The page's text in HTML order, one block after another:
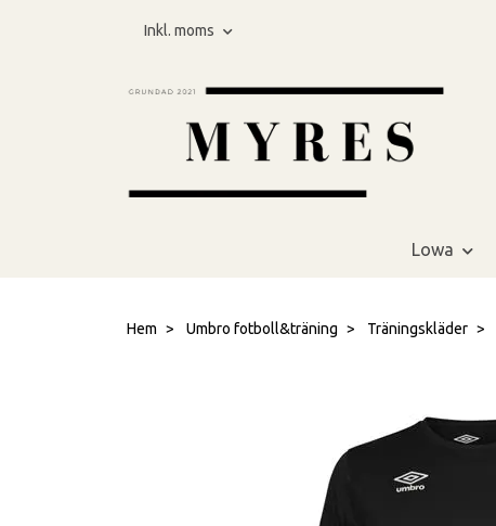
Inkl. moms
Lowa
Hem Umbro fotboll&träning Träningskläder